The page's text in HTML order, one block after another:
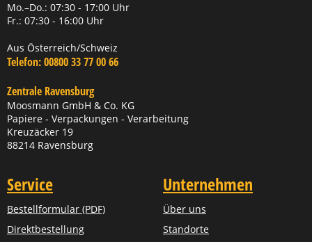
Mo.–Do.: 07:30 - 17:00 Uhr
Fr.: 07:30 - 16:00 Uhr
Aus Österreich/Schweiz
Telefon:00800 33 77 00 66
Zentrale Ravensburg
Moosmann GmbH & Co. KG
Papiere - Verpackungen - Verarbeitung
Kreuzäcker 19
88214 Ravensburg
Service
Bestellformular (PDF)
Direktbestellung
Unternehmen
Über uns
Standorte